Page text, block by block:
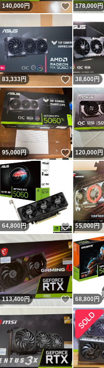
140,000円 いいね！
178,000円
83,333円 いいね！
38,600 円
95,000円 いいね！
120,000円
64,800 円 いいね！
55,000円
113,400円 いいね！
68,800 円